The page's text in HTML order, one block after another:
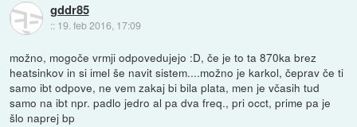
gddr85
:: 19. feb 2016, 17:09
možno, mogoče vrmji odpovedujejo :D, če je to ta 870ka brez
heatsinkov in si imel še navit sistem....možno je karkol, čeprav če ti
samo ibt odpove, ne vem zakaj bi bila plata, men je včasih tud
samo na ibt npr. padlo jedro al pa dva freq., pri occt, prime pa je
šlo naprej bp